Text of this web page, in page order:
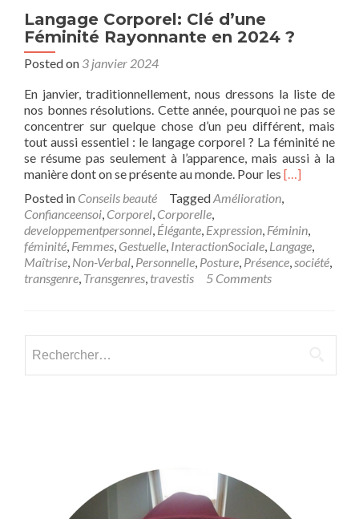
Langage Corporel: Clé d’une
Féminité Rayonnante en 2024 ?
Posted on 3 janvier 2024
En janvier, traditionnellement, nous dressons la liste de
nos bonnes résolutions. Cette année, pourquoi ne pas se
concentrer sur quelque chose d’un peu différent, mais
tout aussi essentiel : le langage corporel ? La féminité ne
se résume pas seulement à l’apparence, mais aussi à la
manière dont on se présente au monde. Pour les Read
about
Corporel:
Clé
d’une
2024
[…]
Posted in Conseils beauté TaggedAmélioration,
Confianceensoi, Corporel, Corporelle,
developpementpersonnel, Élégante, Expression, Féminin,
féminité, Femmes, Gestuelle, InteractionSociale, Langage,
Maîtrise, Non-Verbal, Personnelle, Posture, Présence,société,
transgenre, Transgenres, travestis 5 Comments